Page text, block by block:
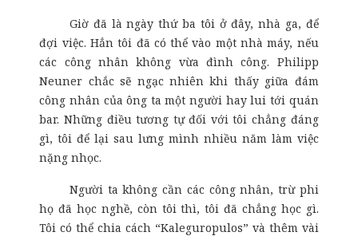
Giờ đã là ngày thứ ba tôi ở đây, nhà ga, để
đợi việc. Hẳn tôi đã có thể vào một nhà máy, nếu
các công nhân không vừa đình công. Philipp
Neuner chắc sẽ ngạc nhiên khi thấy giữa đám
công nhân của ông ta một người hay lui tới quán
bar. Những điều tương tự đối với tôi chẳng đáng
gì, tôi để lại sau lưng mình nhiều năm làm việc
nặng nhọc.
Người ta không cần các công nhân, trừ phi
họ đã học nghề, còn tôi thì, tôi đã chẳng học gì.
Tôi có thể chia cách “Kaleguropulos” và thêm vài